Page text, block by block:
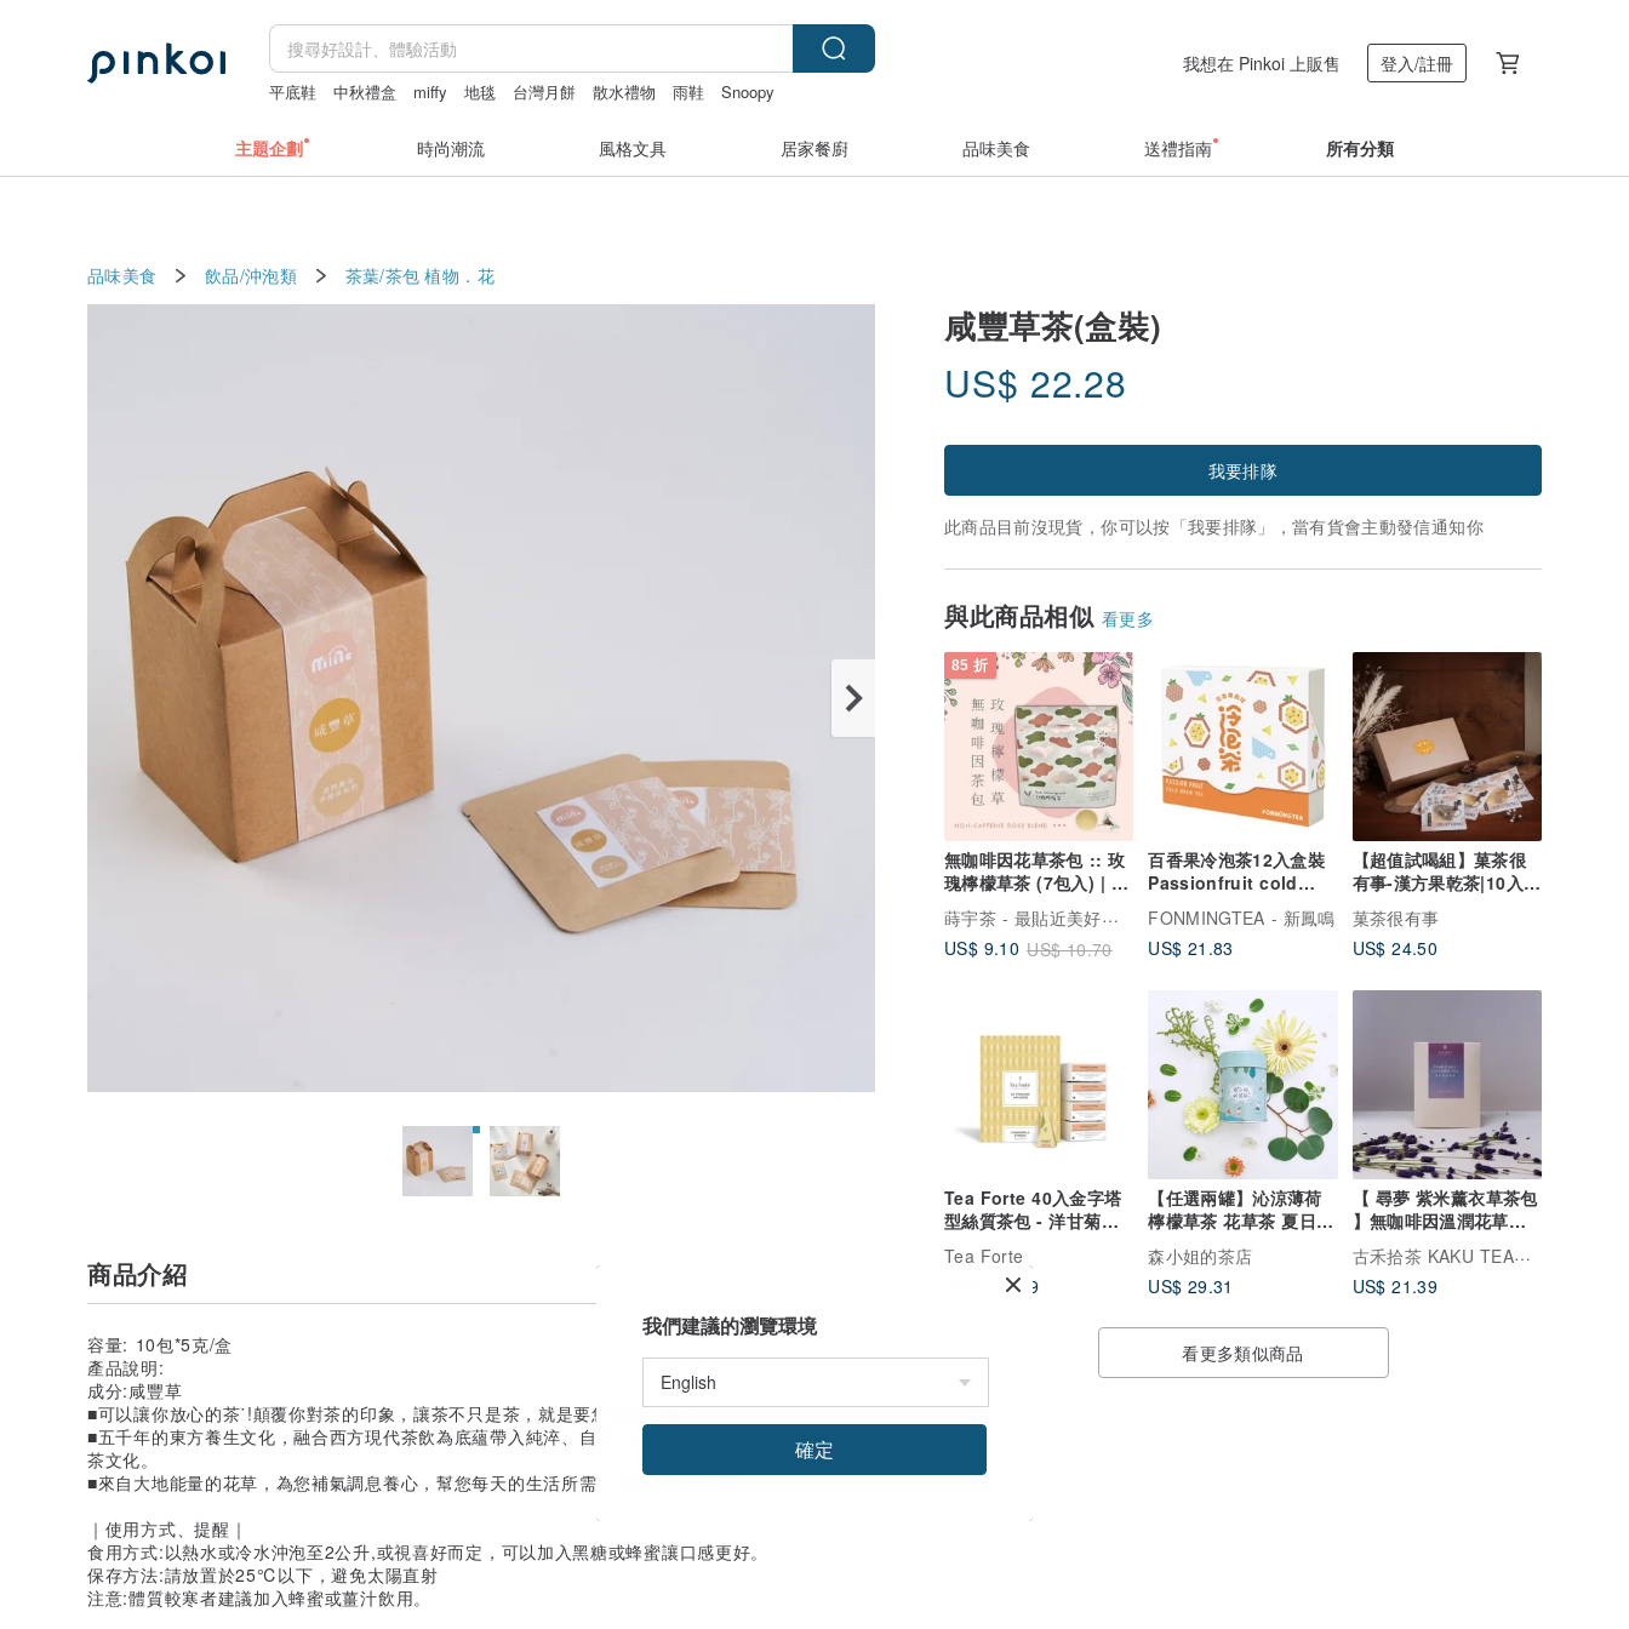
平底鞋 中秋禮盒 miffy 地毯 台灣月餅 散水禮物 雨鞋 Snoopy
我想在 Pinkoi 上販售 登入/註冊
主題企劃 時尚潮流 風格文具 居家餐廚 品味美食 送禮指南 所有分類
品味美食 飲品/沖泡類 茶葉/茶包 植物．花
咸豐草茶(盒裝)
US$ 22.28
我要排隊
此商品目前沒現貨，你可以按「我要排隊」，當有貨會主動發信通知你
與此商品相似 看更多
85 折
無咖啡因花草茶包 :: 玫
瑰檸檬草茶 (7包入) | 天
然花草茶
蒔宇茶 - 最貼近美好生活的茶 : )
US$ 9.10 US$ 10.70
百香果冷泡茶12入盒裝
Passionfruit cold
brew tea bags風味茶
包
FONMINGTEA - 新鳳鳴
US$ 21.83
【超值試喝組】菓茶很
有事-漢方果乾茶|10入|
無咖啡因
菓茶很有事
US$ 24.50
Tea Forte 40入金字塔
型絲質茶包 - 洋甘菊香
櫞茶(賞味期20260715
Tea Forte
US$ 128.29
【任選兩罐】沁涼薄荷
檸檬草茶 花草茶 夏日冷
泡首選 沁涼舒暢
森小姐的茶店
US$ 29.31
【 尋夢 紫米薰衣草茶包
】無咖啡因溫潤花草茶
包(8包) 真空鎖味
古禾拾茶 KAKU TEAHOUSE | 喝到好茶的日子 就是好日子
US$ 21.39
看更多類似商品
商品介紹
容量: 10包*5克/盒
產品說明:
成分:咸豐草
■可以讓你放心的茶˙!顛覆你對茶的印象，讓茶不只是茶，就是要您放鬆、愉悅。
■五千年的東方養生文化，融合西方現代茶飲為底蘊帶入純淬、自然、清新、保養、健康，創造貼心
茶文化。
■來自大地能量的花草，為您補氣調息養心，幫您每天的生活所需，找到不凡的力量!
｜使用方式、提醒｜
食用方式:以熱水或冷水沖泡至2公升,或視喜好而定，可以加入黑糖或蜂蜜讓口感更好。
保存方法:請放置於25℃以下，避免太陽直射
注意:體質較寒者建議加入蜂蜜或薑汁飲用。
我們建議的瀏覽環境
確定